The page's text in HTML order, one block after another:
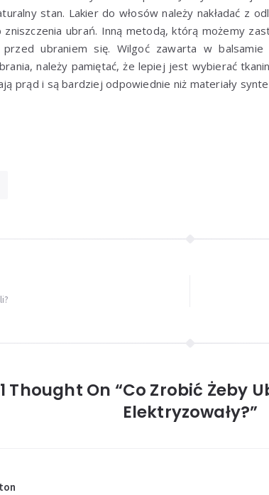
stan. Lakier do włosów należy nakładać z
ubrań. Inną metodą, którą możemy
przed ubraniem się. Wilgoć zawarta w
należy pamiętać, że lepiej jest wybierać
prąd i są bardziej odpowiednie niż materiały
1 Thought On “Co Zrobić Żeby
Elektryzowały?”